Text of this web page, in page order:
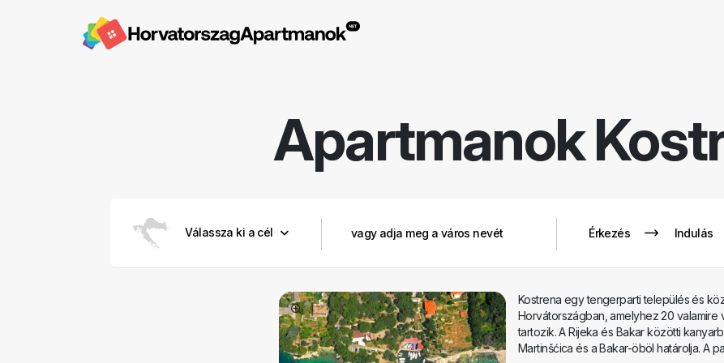
Apartmanok
Válassza ki a cél
Kostrena egy tengerparti település és
Horvátországban, amelyhez 20 valamire
tartozik. A Rijeka és Bakar közötti
Martinšćica és a Bakar-öböl határolja. A